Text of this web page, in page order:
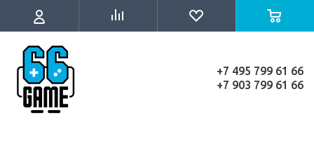
+7 495 799 61 66
+7 903 799 61 66